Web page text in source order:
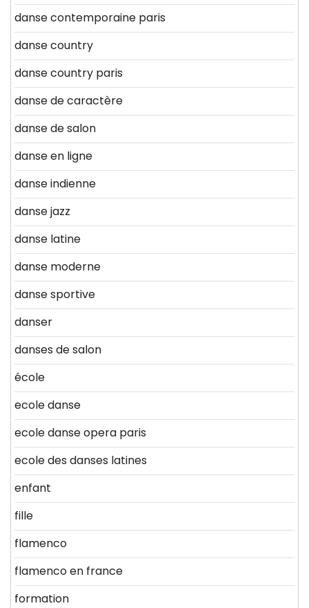
danse contemporaine paris
danse country
danse country paris
danse de caractère
danse de salon
danse en ligne
danse indienne
danse jazz
danse latine
danse moderne
danse sportive
danser
danses de salon
école
ecole danse
ecole danse opera paris
ecole des danses latines
enfant
fille
flamenco
flamenco en france
formation